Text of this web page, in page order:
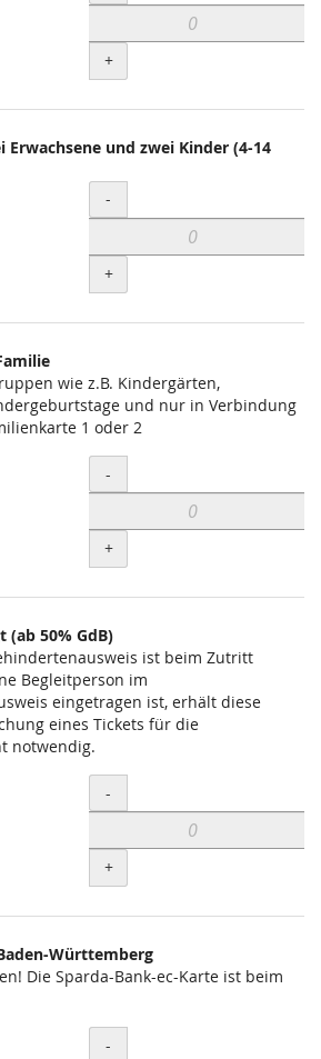
+
Erwachsene und zwei Kinder (4-14
Menge
-
+
wie z.B. Kindergärten,
und nur in Verbindung
1 oder 2
Menge
-
+
(ab 50% GdB)
ist beim Zutritt
Begleitperson im
eingetragen ist, erhält diese
eines Tickets für die
notwendig.
Menge
-
+
Württemberg
Die Sparda-Bank-ec-Karte ist beim
Menge
-